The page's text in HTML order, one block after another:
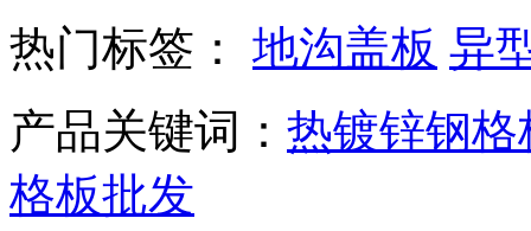
热门标签： 地沟盖板 异
产品关键词： 热镀锌钢格
格板批发